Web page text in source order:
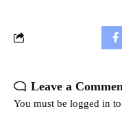
Leave a
You must be logged in